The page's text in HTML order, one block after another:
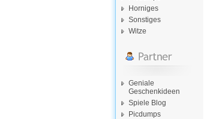
Horniges
Sonstiges
Witze
Geniale
Geschenkideen
Spiele Blog
Picdumps